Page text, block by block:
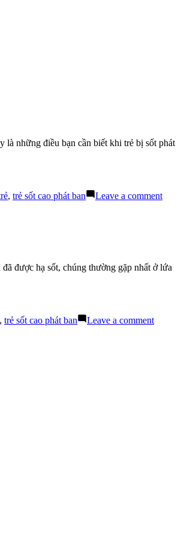
là những điều bạn cần biết khi trẻ bị sốt phát
, trẻ sốt cao phát ban Leave a commenton
Sốt
được hạ sốt, chúng thường gặp nhất ở lứa
, trẻ sốt cao phát ban Leave a commenton